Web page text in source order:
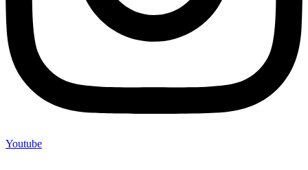
Youtube